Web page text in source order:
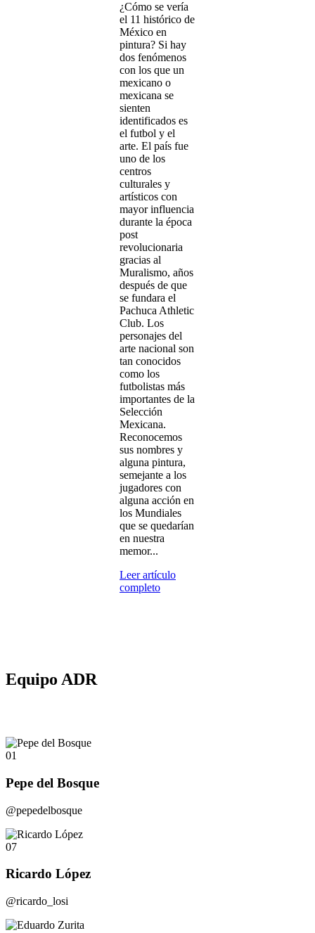
¿Cómo se vería
el 11 histórico de
México en
pintura? Si hay
dos fenómenos
con los que un
mexicano o
mexicana se
sienten
identificados es
el futbol y el
arte. El país fue
uno de los
centros
culturales y
artísticos con
mayor influencia
durante la época
post
revolucionaria
gracias al
Muralismo, años
después de que
se fundara el
Pachuca Athletic
Club. Los
personajes del
arte nacional son
tan conocidos
como los
futbolistas más
importantes de la
Selección
Mexicana.
Reconocemos
sus nombres y
alguna pintura,
semejante a los
jugadores con
alguna acción en
los Mundiales
que se quedarían
en nuestra
memor...
Leer artículo
completo
Equipo ADR
01
Pepe del Bosque
@pepedelbosque
07
Ricardo López
@ricardo_losi